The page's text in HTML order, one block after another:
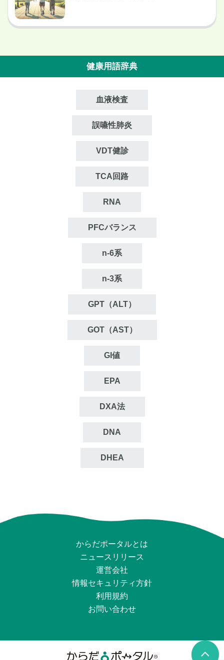
健康用語辞典
血液検査
誤嚥性肺炎
VDT健診
TCA回路
RNA
PFCバランス
n‐6系
n‐3系
GPT（ALT）
GOT（AST）
GI値
EPA
DXA法
DNA
DHEA
からだポータルとは
ニュースリリース
運営会社
情報セキュリティ⽅針
利用規約
お問い合わせ